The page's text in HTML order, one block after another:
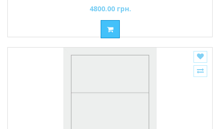
4800.00 грн.